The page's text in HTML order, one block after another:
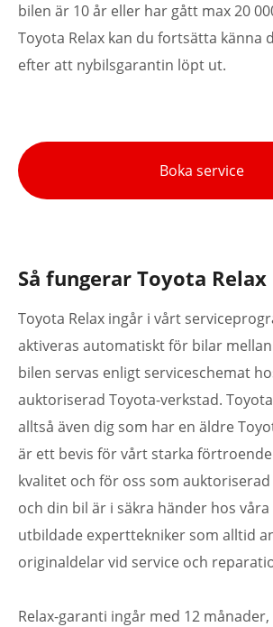
bilen är 10 år eller har gått max 20
Toyota Relax kan du fortsätta känna
efter att nybilsgarantin löpt ut.
Boka service
Så fungerar Toyota Relax
Toyota Relax ingår i vårt
aktiveras automatiskt för bilar
bilen servas enligt serviceschemat
auktoriserad Toyota-verkstad.
alltså även dig som har en äldre
är ett bevis för vårt starka
kvalitet och för oss som
och din bil är i säkra händer hos våra
utbildade experttekniker som alltid
originaldelar vid service och
Relax-garanti ingår med 12 månader,